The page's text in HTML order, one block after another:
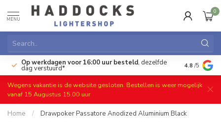
MENU
0
Op werkdagen voor 16:00 uur besteld, dezelfde
dag verstuurd* Gratis
4.8 /5
Wegens vakantie is de website gesloten. Bestellen is weer mogelijk
vanaf 15 Augustus 15.00 uur
Home / Drawpoker Passatore Anodized Aluminium Black